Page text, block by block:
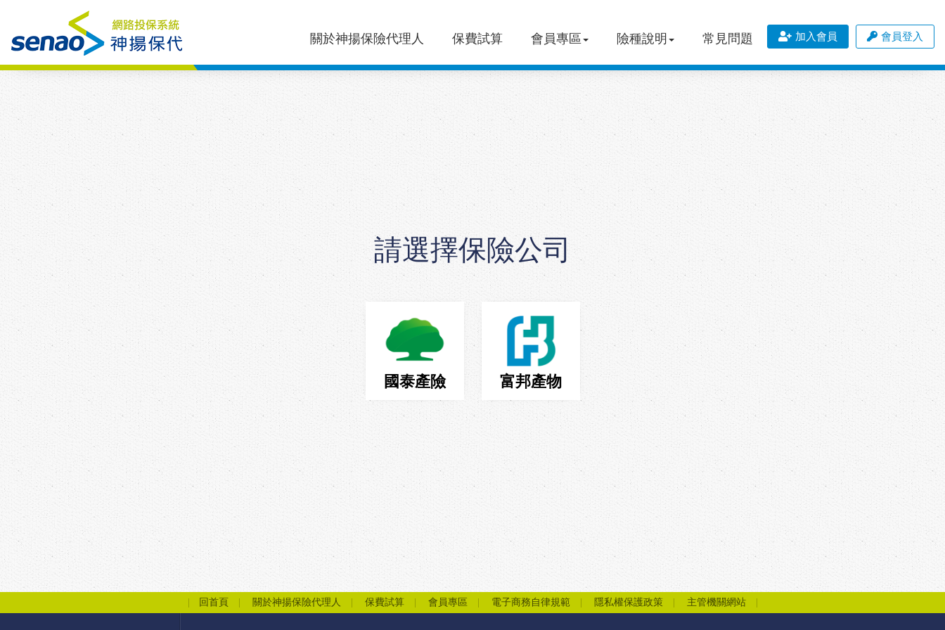
關於神揚保險代理人 保費試算 會員專區 險種說明 常見問題 加入會員 會員登入
請選擇保險公司
國泰產險 富邦產物
回首頁 關於神揚保險代理人 保費試算 會員專區 電子商務自律規範 隱私權保護政策 主管機關網站